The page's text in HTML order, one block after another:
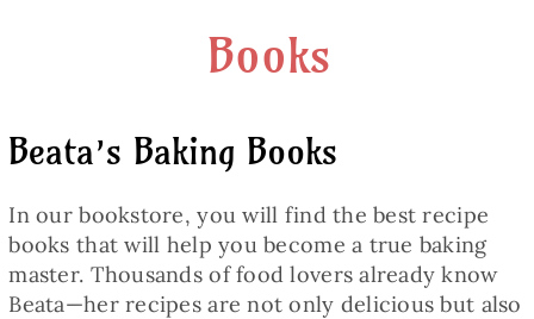
Beverages
Baked Goods
Books
Beata’s Baking Books
In our bookstore, you will find the best recipe
books that will help you become a true baking
master. Thousands of food lovers already know
Beata—her recipes are not only delicious but also